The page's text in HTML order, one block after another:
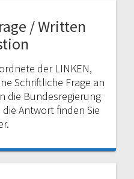
/ Written
der LINKEN,
Schriftliche Frage an
die Bundesregierung
Antwort finden Sie